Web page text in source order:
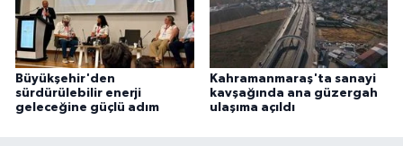
Büyükşehir'den
sürdürülebilir enerji
geleceğine güçlü adım
Kahramanmaraş'ta sanayi
kavşağında ana güzergah
ulaşıma açıldı